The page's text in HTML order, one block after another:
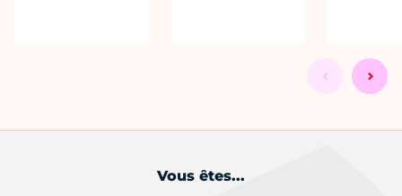
Vous êtes...